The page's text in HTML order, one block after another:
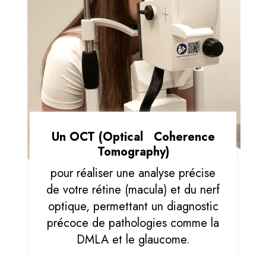
Un OCT (Optical Coherence
Tomography)
pour réaliser une analyse précise
de votre rétine (macula) et du nerf
optique, permettant un diagnostic
précoce de pathologies comme la
DMLA et le glaucome.